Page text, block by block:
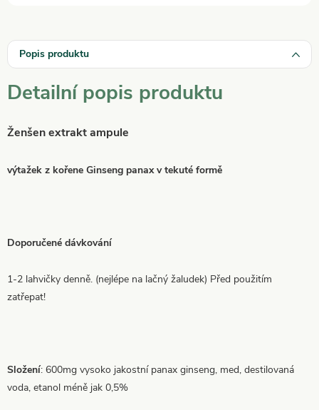
Popis produktu
Detailní popis produktu
Ženšen extrakt ampule
výtažek z kořene Ginseng panax v tekuté formě
Doporučené dávkování
1-2 lahvičky denně. (nejlépe na lačný žaludek) Před použitím
zatřepat!
Složení: 600mg vysoko jakostní panax ginseng, med, destilovaná
voda, etanol méně jak 0,5%